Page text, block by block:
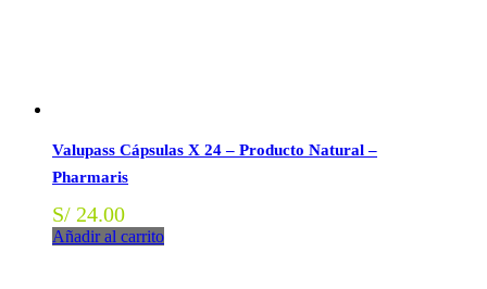
Valupass Cápsulas X 24 – Producto Natural –
Pharmaris
S/ 24.00
Añadir al carrito